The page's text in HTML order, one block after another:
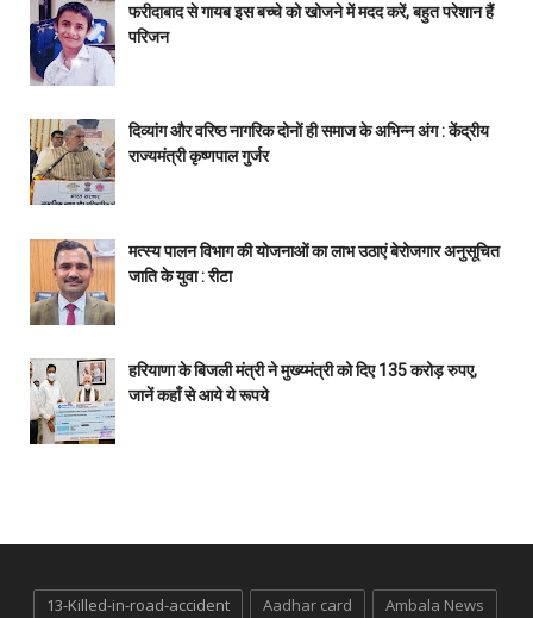
फरीदाबाद से गायब इस बच्चे को खोजने में मदद करें, बहुत परेशान हैं
परिजन
दिव्यांग और वरिष्ठ नागरिक दोनों ही समाज के अभिन्न अंग : केंद्रीय
राज्यमंत्री कृष्णपाल गुर्जर
मत्स्य पालन विभाग की योजनाओं का लाभ उठाएं बेरोजगार अनुसूचित
जाति के युवा : रीटा
हरियाणा के बिजली मंत्री ने मुख्य्मंत्री को दिए 135 करोड़ रुपए,
जानें कहाँ से आये ये रूपये
13-Killed-in-road-accident Aadhar card
Ambala News